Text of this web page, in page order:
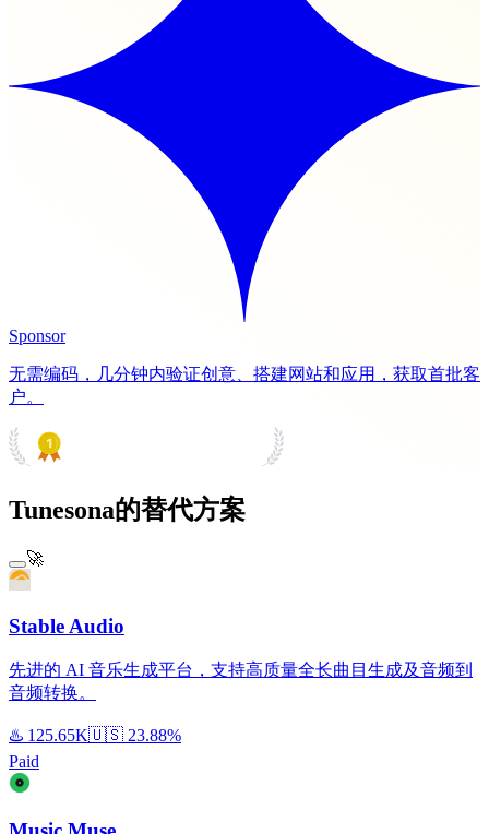
Sponsor
无需编码，几分钟内验证创意、搭建网站和应用，获取首批客
户。
Tunesona的替代方案
🚀
Stable Audio
先进的 AI 音乐生成平台，支持高质量全长曲目生成及音频到
音频转换。
♨️ 125.65K🇺🇸 23.88%
Paid